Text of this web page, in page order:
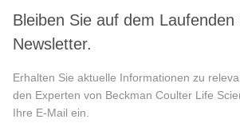
Bleiben Sie auf dem
Newsletter.
Erhalten Sie aktuelle Informationen zu
den Experten von Beckman Coulter Life
Ihre E-Mail ein.